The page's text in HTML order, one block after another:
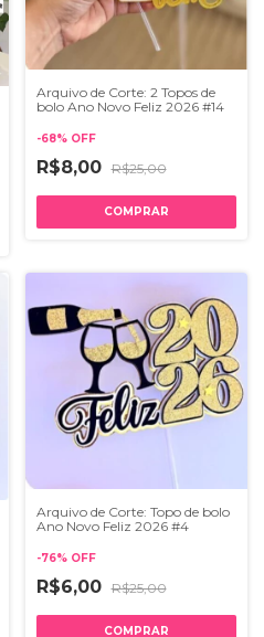
Arquivo de Corte: 2 Topos de
bolo Ano Novo Feliz 2026 #14
-68% OFF
R$8,00 R$25,00
Arquivo de Corte: Topo de bolo
Ano Novo Feliz 2026 #4
-76% OFF
R$6,00 R$25,00